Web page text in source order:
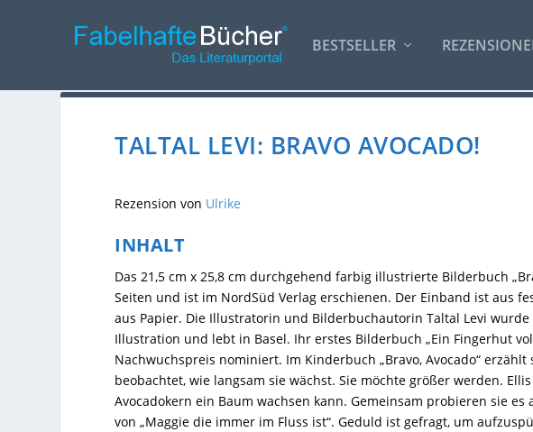
BESTSELLER
TALTAL LEVI: BRAVO AVOCADO!
Rezension von Ulrike
INHALT
Das 21,5 cm x 25,8 cm durchgehend farbig illustrierte Bilderbuch
Seiten und ist im NordSüd Verlag erschienen. Der Einband ist aus
aus Papier. Die Illustratorin und Bilderbuchautorin Taltal Levi
Illustration und lebt in Basel. Ihr erstes Bilderbuch „Ein Fingerhut
Nachwuchspreis nominiert. Im Kinderbuch „Bravo, Avocado“
beobachtet, wie langsam sie wächst. Sie möchte größer werden.
Avocadokern ein Baum wachsen kann. Gemeinsam probieren sie
von „Maggie die immer im Fluss ist“. Geduld ist gefragt, um